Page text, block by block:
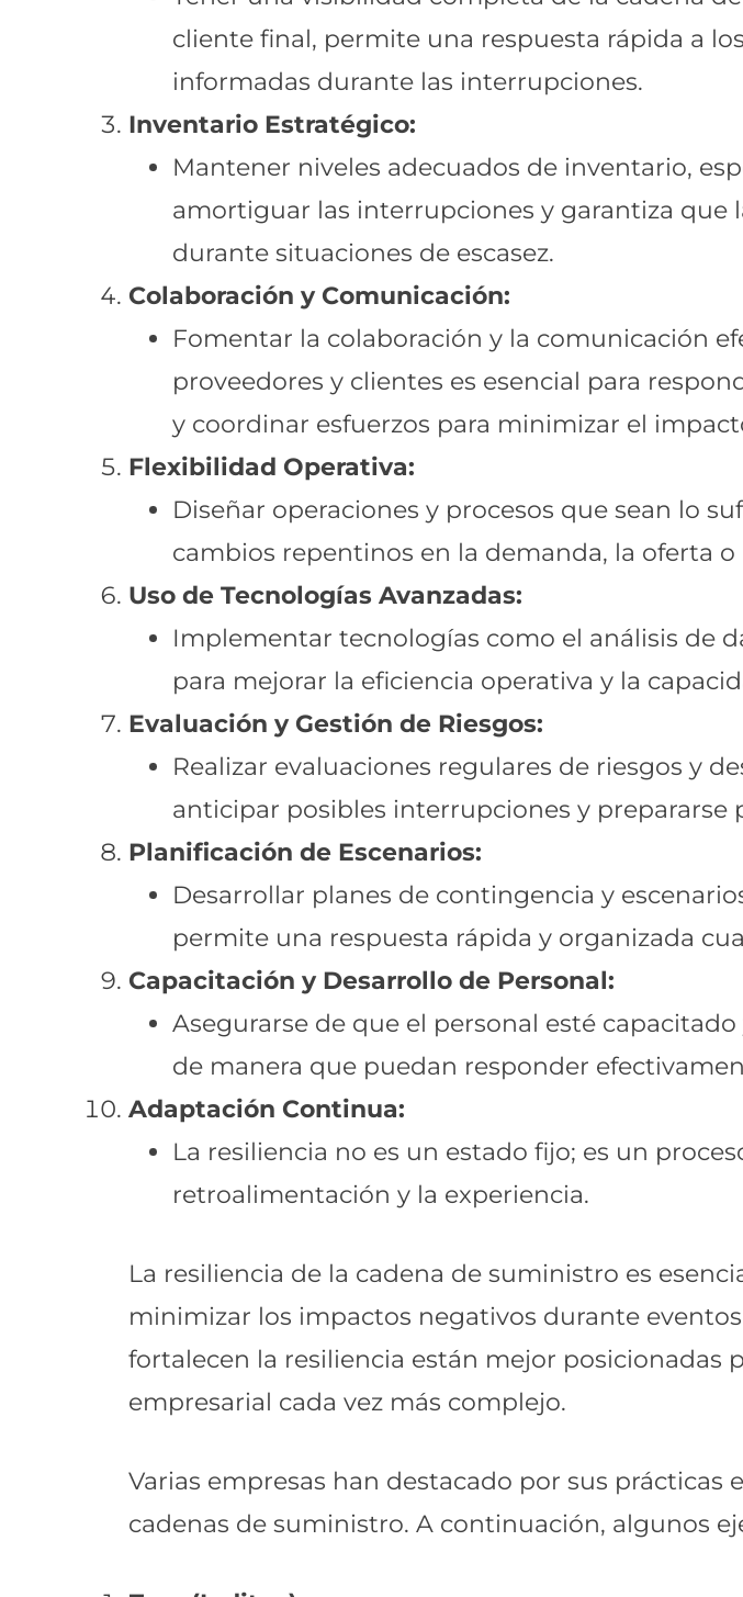
cliente final, permite una respuesta rápida a
informadas durante las interrupciones.
Inventario Estratégico:
Mantener niveles adecuados de inventario,
amortiguar las interrupciones y garantiza
durante situaciones de escasez.
Colaboración y Comunicación:
Fomentar la colaboración y la comunicación
proveedores y clientes es esencial para
y coordinar esfuerzos para minimizar el
Flexibilidad Operativa:
Diseñar operaciones y procesos que sean lo
cambios repentinos en la demanda, la oferta
Uso de Tecnologías Avanzadas:
Implementar tecnologías como el análisis de
para mejorar la eficiencia operativa y la
Evaluación y Gestión de Riesgos:
Realizar evaluaciones regulares de riesgos y
anticipar posibles interrupciones y prepararse
Planificación de Escenarios:
Desarrollar planes de contingencia y
permite una respuesta rápida y organizada
Capacitación y Desarrollo de Personal:
Asegurarse de que el personal esté
de manera que puedan responder
Adaptación Continua:
La resiliencia no es un estado fijo; es un
retroalimentación y la experiencia.
La resiliencia de la cadena de suministro es
minimizar los impactos negativos durante
fortalecen la resiliencia están mejor posicionadas
empresarial cada vez más complejo.
Varias empresas han destacado por sus prácticas
cadenas de suministro. A continuación, algunos